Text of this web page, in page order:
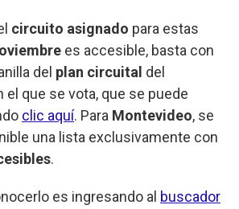
circuito asignado para estas
es accesible, basta con
del plan circuital del
el que se vota, que se puede
clic aquí. Para Montevideo, se
una lista exclusivamente con
.
es ingresando al buscador